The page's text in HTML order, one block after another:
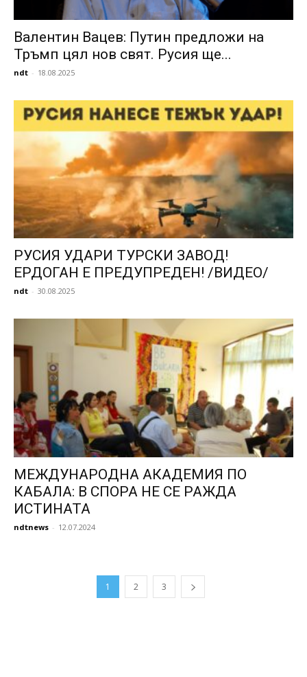
Валентин Вацев: Путин предложи на
Тръмп цял нов свят. Русия ще...
ndt - 18.08.2025
РУСИЯ УДАРИ ТУРСКИ ЗАВОД!
ЕРДОГАН Е ПРЕДУПРЕДЕН! /ВИДЕО/
ndt - 30.08.2025
МЕЖДУНАРОДНА АКАДЕМИЯ ПО
КАБАЛА: В СПОРА НЕ СЕ РАЖДА
ИСТИНАТА
ndtnews - 12.07.2024
1 2 3